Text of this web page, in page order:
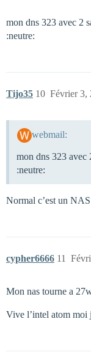
mon dns 323 avec 2
:neutre:
Tijo35 Février 3,
10
webmail:
mon dns 323 avec
:neutre:
Normal c’est un
cypher6666 11
Mon nas tourne a
Vive l’intel atom moi